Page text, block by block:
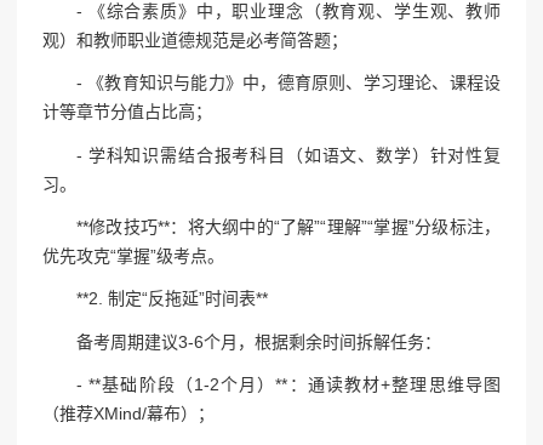
- 《综合素质》中，职业理念（教育观、学生观、教师
观）和教师职业道德规范是必考简答题；
- 《教育知识与能力》中，德育原则、学习理论、课程设
计等章节分值占比高；
- 学科知识需结合报考科目（如语文、数学）针对性复
习。
**修改技巧**：将大纲中的“了解”“理解”“掌握”分级标注，
优先攻克“掌握”级考点。
**2. 制定“反拖延”时间表**
备考周期建议3-6个月，根据剩余时间拆解任务：
- **基础阶段（1-2个月）**：通读教材+整理思维导图
（推荐XMind/幕布）；